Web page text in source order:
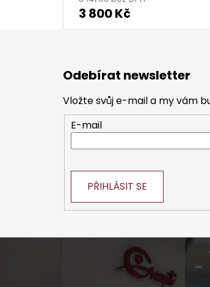
3 800 Kč
Odebírat newsletter
Vložte svůj e-mail a my vám
E-mail
PŘIHLÁSIT SE